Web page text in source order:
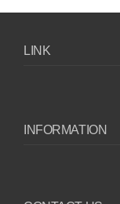
LINK
INFORMATION